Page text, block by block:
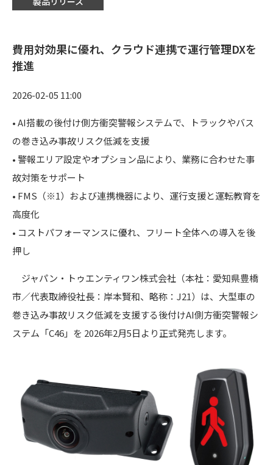
費用対効果に優れ、クラウド連携で運行管理DXを
推進
2026-02-05 11:00
• AI搭載の後付け側方衝突警報システムで、トラックやバス
の巻き込み事故リスク低減を支援
• 警報エリア設定やオプション品により、業務に合わせた事
故対策をサポート
• FMS（※1）および連携機器により、運行支援と運転教育を
高度化
• コストパフォーマンスに優れ、フリート全体への導入を後
押し
ジャパン・トゥエンティワン株式会社（本社：愛知県豊橋
市／代表取締役社長：岸本賢和、略称：J21）は、大型車の
巻き込み事故リスク低減を支援する後付けAI側方衝突警報シ
ステム「C46」を 2026年2月5日より正式発売します。